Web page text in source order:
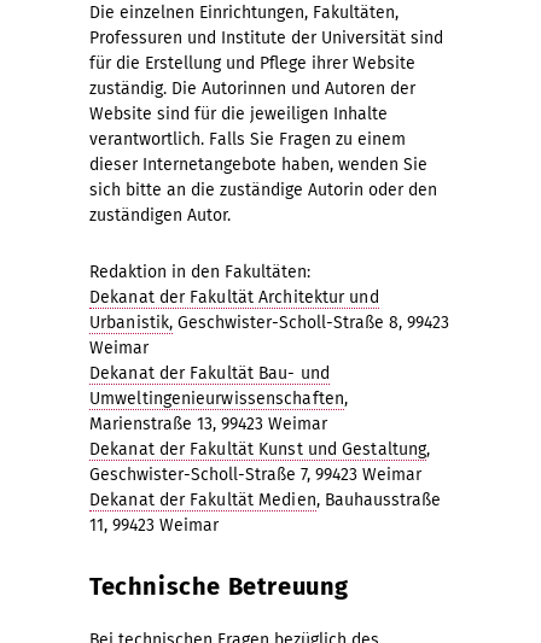
Die einzelnen Einrichtungen, Fakultäten,
Professuren und Institute der Universität sind
für die Erstellung und Pflege ihrer Website
zuständig. Die Autorinnen und Autoren der
Website sind für die jeweiligen Inhalte
verantwortlich. Falls Sie Fragen zu einem
dieser Internetangebote haben, wenden Sie
sich bitte an die zuständige Autorin oder den
zuständigen Autor.
Redaktion in den Fakultäten:
Dekanat der Fakultät Architektur und
Urbanistik, Geschwister-Scholl-Straße 8, 99423
Weimar
Dekanat der Fakultät Bau- und
Umweltingenieurwissenschaften,
Marienstraße 13, 99423 Weimar
Dekanat der Fakultät Kunst und Gestaltung,
Geschwister-Scholl-Straße 7, 99423 Weimar
Dekanat der Fakultät Medien, Bauhausstraße
11, 99423 Weimar
Technische Betreuung